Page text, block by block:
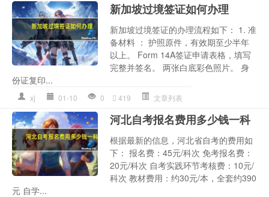
新加坡过境签证如何办理
新加坡过境签证的办理流程如下： 1. 准
备材料 ： 护照原件，有效期至少半年
以上。 Form 14A签证申请表格，填写
完整并签名。 两张白底彩色照片。 身
份证复印...
xj 01-10 0 419 文章列表
河北自考报名费用多少钱一科
根据最新的信息，河北省自考的费用如
下： 报名费：45元/科次 免考报名费：
20元/科次 自考实践环节考核费：10元/
科次 教材费用：约30元/本，全套约390
元 自学...